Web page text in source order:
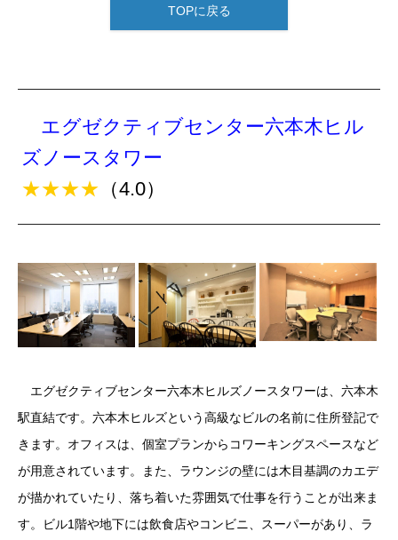
TOPに戻る
エグゼクティブセンター六本木ヒル
ズノースタワー
★★★★ （4.0）
エグゼクティブセンター六本木ヒルズノースタワーは、六本木
駅直結です。六本木ヒルズという高級なビルの名前に住所登記で
きます。オフィスは、個室プランからコワーキングスペースなど
が用意されています。また、ラウンジの壁には木目基調のカエデ
が描かれていたり、落ち着いた雰囲気で仕事を行うことが出来ま
す。ビル1階や地下には飲食店やコンビニ、スーパーがあり、ラ